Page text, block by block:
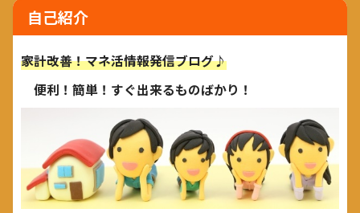
自己紹介
家計改善！マネ活情報発信ブログ♪
便利！簡単！すぐ出来るものばかり！